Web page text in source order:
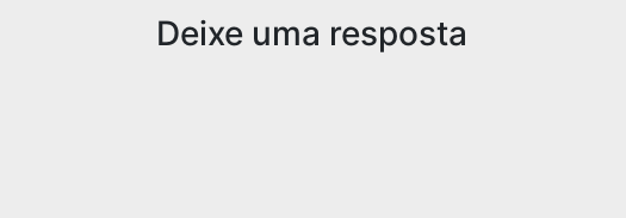
Deixe uma resposta